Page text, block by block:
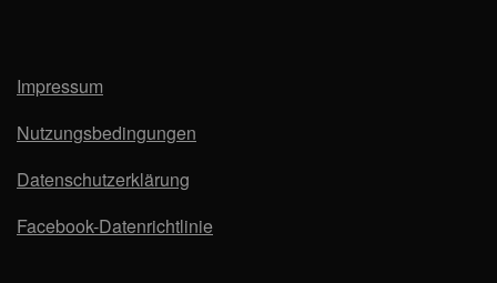
Impressum
Nutzungsbedingungen
Datenschutzerklärung
Facebook-Datenrichtlinie